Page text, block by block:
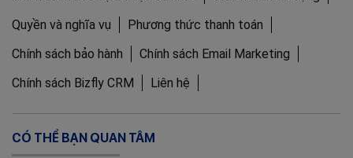
Quyền và nghĩa vụ
Phương thức thanh toán
Chính sách bảo hành
Chính sách Email Marketing
Chính sách Bizfly CRM
Liên hệ
CÓ THỂ BẠN QUAN TÂM